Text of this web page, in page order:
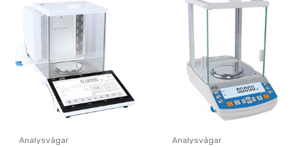
Analysvågar Analysvågar